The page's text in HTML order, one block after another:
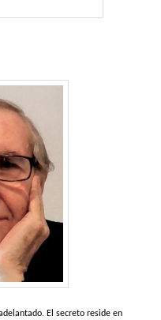
El secreto reside en